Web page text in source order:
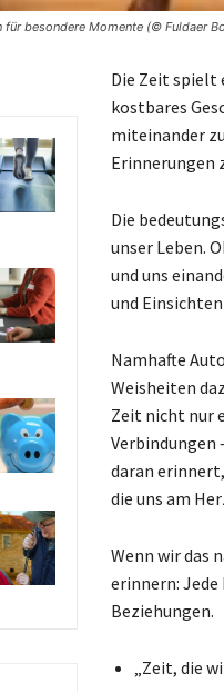
für besondere Momente (© Fuldaer
Die Zeit spielt
kostbares
miteinander
Erinnerungen
Die
unser Leben.
und uns
und
Namhafte
Weisheiten
Zeit nicht nur
Verbindungen
daran
die uns am
Wenn wir das
erinnern:
Beziehungen.
„Zeit, die